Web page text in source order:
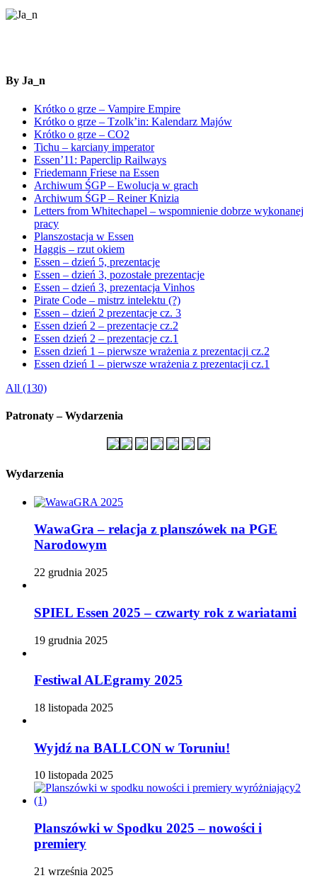
By Ja_n
Krótko o grze – Vampire Empire
Krótko o grze – Tzolk’in: Kalendarz Majów
Krótko o grze – CO2
Tichu – karciany imperator
Essen’11: Paperclip Railways
Friedemann Friese na Essen
Archiwum ŚGP – Ewolucja w grach
Archiwum ŚGP – Reiner Knizia
Letters from Whitechapel – wspomnienie dobrze wykonanej
pracy
Planszostacja w Essen
Haggis – rzut okiem
Essen – dzień 5, prezentacje
Essen – dzień 3, pozostałe prezentacje
Essen – dzień 3, prezentacja Vinhos
Pirate Code – mistrz intelektu (?)
Essen – dzień 2 prezentacje cz. 3
Essen dzień 2 – prezentacje cz.2
Essen dzień 2 – prezentacje cz.1
Essen dzień 1 – pierwsze wrażenia z prezentacji cz.2
Essen dzień 1 – pierwsze wrażenia z prezentacji cz.1
All (130)
Patronaty – Wydarzenia
Wydarzenia
WawaGra – relacja z planszówek na PGE
Narodowym
22 grudnia 2025
SPIEL Essen 2025 – czwarty rok z wariatami
19 grudnia 2025
Festiwal ALEgramy 2025
18 listopada 2025
Wyjdź na BALLCON w Toruniu!
10 listopada 2025
Planszówki w Spodku 2025 – nowości i
premiery
21 września 2025